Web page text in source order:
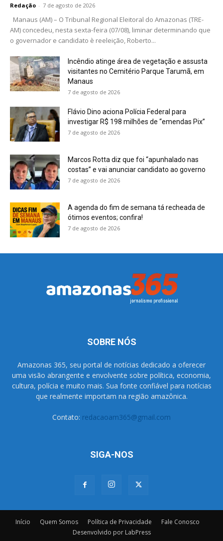
Redação - 7 de agosto de 2026
Manaus (AM) – O Tribunal Regional Eleitoral do Amazonas (TRE-
AM) concedeu, nesta sexta-feira (07/08), liminar determinando que
o governador e candidato è reeleição, Roberto...
Incêndio atinge área de vegetação e assusta
visitantes no Cemitério Parque Tarumã, em
Manaus
7 de agosto de 2026
Flávio Dino aciona Polícia Federal para
investigar R$ 198 milhões de “emendas Pix”
7 de agosto de 2026
Marcos Rotta diz que foi “apunhalado nas
costas” e vai anunciar candidato ao governo
7 de agosto de 2026
A agenda do fim de semana tá recheada de
ótimos eventos; confira!
7 de agosto de 2026
SOBRE NÓS
Amazonas 365, seu portal de notícias dedicado a oferecer
uma visão abrangente e envolvente sobre política, economia,
cultura, polícia e muito mais. Sua fonte confiável para notícias
que realmente importam na região amazônica.
Contato: redacaoam365@gmail.com
SIGA-NOS
Início Quem Somos Política de Privacidade
Fale Conosco
Desenvolvido por LabPress